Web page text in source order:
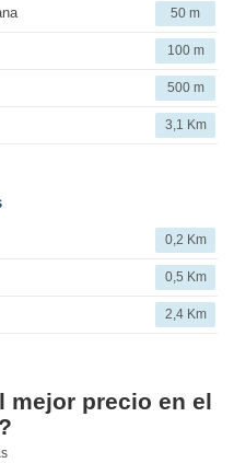
50 m
100 m
500 m
3,1 Km
0,2 Km
0,5 Km
2,4 Km
mejor precio en el